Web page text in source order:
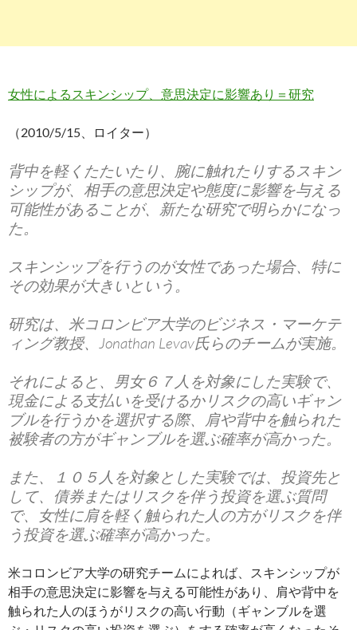
女性によるスキンシップ、意思決定に影響あり＝研究
（2010/5/15、ロイター）
背中を軽くたたいたり、腕に触れたりするスキン
シップが、相手の意思決定や態度に影響を与える
可能性があることが、新たな研究で明らかになっ
た。
スキンシップを行うのが女性であった場合、特に
その効果が大きいという。
研究は、米コロンビア大学のビジネス・マーケテ
ィング教授、Jonathan Levav氏らのチームが実施。
それによると、男女６７人を対象にした実験で、
現金による支払いを受けるかリスクの高いギャン
ブルを行うかを選択する際、肩や背中を触られた
被験者の方がギャンブルを選ぶ確率が高かった。
また、１０５人を対象とした実験では、投資先と
して、債券またはリスクを伴う投資を選ぶ質問
で、女性に肩を軽く触られた人の方がリスクを伴
う投資を選ぶ確率が高かった。
米コロンビア大学の研究チームによれば、スキンシップが
相手の意思決定に影響を与える可能性があり、肩や背中を
触られた人のほうがリスクの高い行動（ギャンブルを選